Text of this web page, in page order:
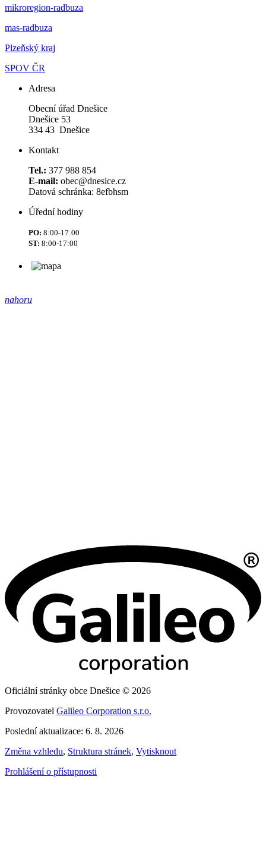
mikroregion-radbuza
mas-radbuza
Plzeňský kraj
SPOV ČR
Adresa
Obecní úřad Dnešice
Dnešice 53
334 43 Dnešice
Kontakt
Tel.: 377 988 854
E-mail: obec@dnesice.cz
Datová schránka: 8efbhsm
Úřední hodiny
PO: 8:00-17:00
ST: 8:00-17:00
nahoru
Oficiální stránky obce Dnešice © 2026
Provozovatel Galileo Corporation s.r.o.
Poslední aktualizace: 6. 8. 2026
Změna vzhledu, Struktura stránek, Vytisknout
Prohlášení o přístupnosti